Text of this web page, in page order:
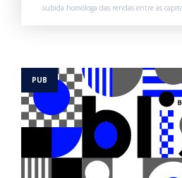
subida homóloga das rendas entre as